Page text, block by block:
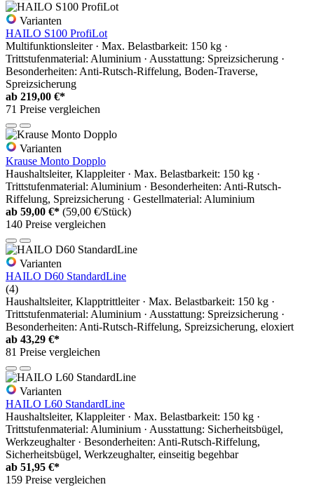
Varianten
HAILO S100 ProfiLot
Multifunktionsleiter · Max. Belastbarkeit: 150 kg ·
Trittstufenmaterial: Aluminium · Ausstattung: Spreizsicherung ·
Besonderheiten: Anti-Rutsch-Riffelung, Boden-Traverse,
Spreizsicherung
ab 219,00 €*
71 Preise vergleichen
Varianten
Krause Monto Dopplo
Haushaltsleiter, Klappleiter · Max. Belastbarkeit: 150 kg ·
Trittstufenmaterial: Aluminium · Besonderheiten: Anti-Rutsch-
Riffelung, Spreizsicherung · Gestellmaterial: Aluminium
ab 59,00 €* (59,00 €/Stück)
140 Preise vergleichen
Varianten
HAILO D60 StandardLine
(4)
Haushaltsleiter, Klapptrittleiter · Max. Belastbarkeit: 150 kg ·
Trittstufenmaterial: Aluminium · Ausstattung: Spreizsicherung ·
Besonderheiten: Anti-Rutsch-Riffelung, Spreizsicherung, eloxiert
ab 43,29 €*
81 Preise vergleichen
Varianten
HAILO L60 StandardLine
Haushaltsleiter, Klappleiter · Max. Belastbarkeit: 150 kg ·
Trittstufenmaterial: Aluminium · Ausstattung: Sicherheitsbügel,
Werkzeughalter · Besonderheiten: Anti-Rutsch-Riffelung,
Sicherheitsbügel, Werkzeughalter, einseitig begehbar
ab 51,95 €*
159 Preise vergleichen